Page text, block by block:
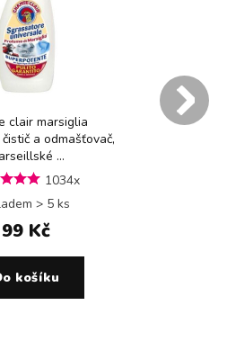
clair marsiglia
a odmašťovač,
...
1034x
> 5 ks
99 Kč
košíku